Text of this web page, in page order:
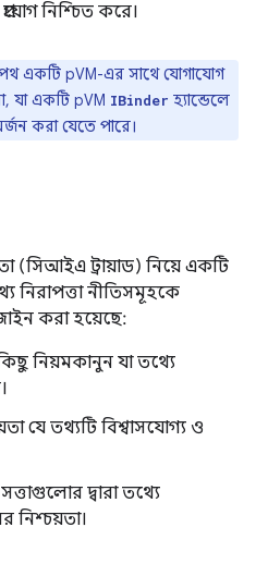
প্রয়োগ নিশ্চিত করে।
একটি pVM-এর সাথে যোগাযোগ
যা একটি pVM IBinder হ্যান্ডেলে
করা যেতে পারে।
(সিআইএ ট্রায়াড) নিয়ে একটি
নিরাপত্তা নীতিসমূহকে
করা হয়েছে:
নিয়মকানুন যা তথ্যে
যে তথ্যটি বিশ্বাসযোগ্য ও
দ্বারা তথ্যে
নিশ্চয়তা।